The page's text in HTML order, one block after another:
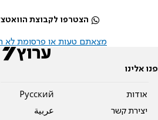
הצטרפו לקבוצת
מצאתם טעות או פרסומת לא
פנו אלינו
אודות
יצירת קשר
Pусский
عربية